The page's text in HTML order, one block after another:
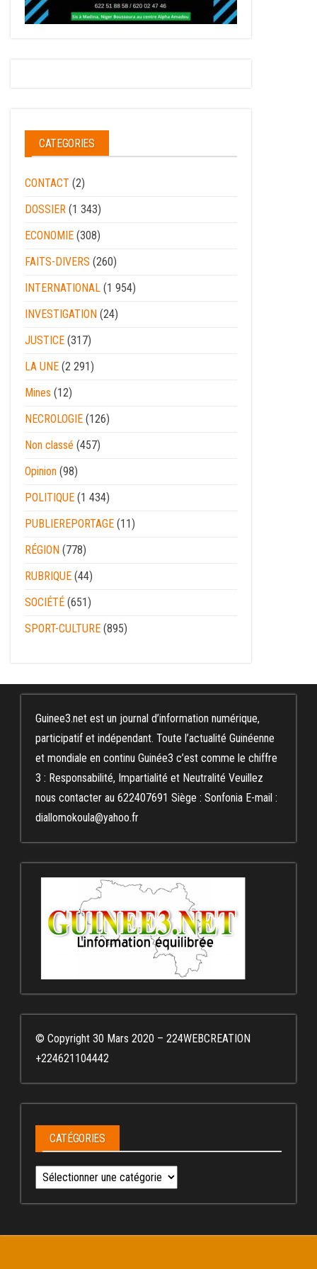
CATEGORIES
CONTACT (2)
DOSSIER (1 343)
ECONOMIE (308)
FAITS-DIVERS (260)
INTERNATIONAL (1 954)
INVESTIGATION (24)
JUSTICE (317)
LA UNE (2 291)
Mines (12)
NECROLOGIE (126)
Non classé (457)
Opinion (98)
POLITIQUE (1 434)
PUBLIEREPORTAGE (11)
RÉGION (778)
RUBRIQUE (44)
SOCIÉTÉ (651)
SPORT-CULTURE (895)
Guinee3.net est un journal d’information numérique,
participatif et indépendant. Toute l’actualité Guinéenne
et mondiale en continu Guinée3 c’est comme le chiffre
3 : Responsabilité, Impartialité et Neutralité Veuillez
nous contacter au 622407691 Siège : Sonfonia E-mail :
diallomokoula@yahoo.fr
© Copyright 30 Mars 2020 – 224WEBCREATION
+224621104442
CATÉGORIES
Catégories